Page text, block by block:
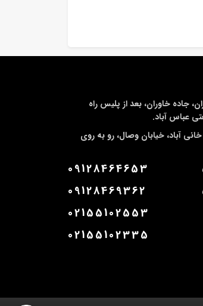
جاده خاوران، بعد از پلیس راه
عباس آباد.
خانی آباد، خیابان وصال، رو به روی
09128464653
09128469362
02155102553
02155102335